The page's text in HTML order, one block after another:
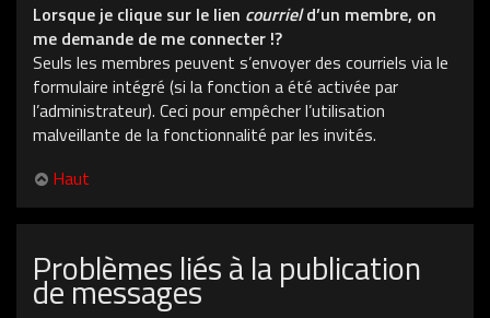
Lorsque je clique sur le lien courrield’un membre, on
me demande de me connecter !?
Seuls les membres peuvent s’envoyer des courriels via le
formulaire intégré (si la fonction a été activée par
l’administrateur). Ceci pour empêcher l’utilisation
malveillante de la fonctionnalité par les invités.
Haut
Problèmes liés à la publication
de messages